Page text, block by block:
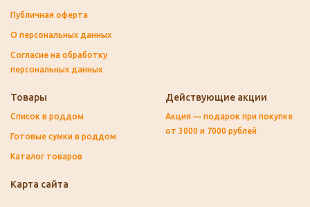
Публичная оферта
О персональных данных
Согласие на обработку
персональных данных
Товары
Список в роддом
Готовые сумки в роддом
Каталог товаров
Действующие акции
Акция — подарок при покупке
от 3000 и 7000 рублей
Карта сайта